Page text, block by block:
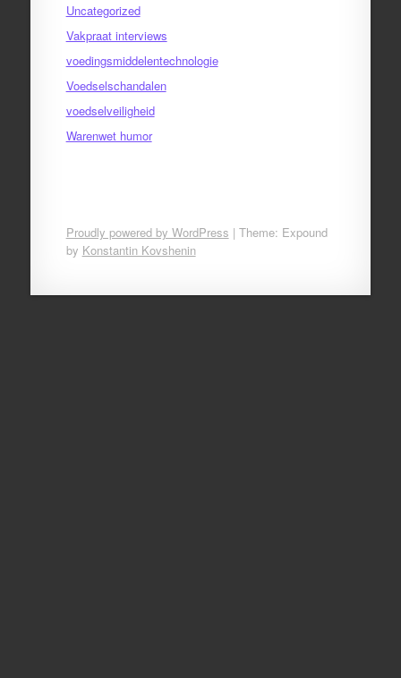
Uncategorized
Vakpraat interviews
voedingsmiddelentechnologie
Voedselschandalen
voedselveiligheid
Warenwet humor
Proudly powered by WordPress | Theme: Expound
by Konstantin Kovshenin